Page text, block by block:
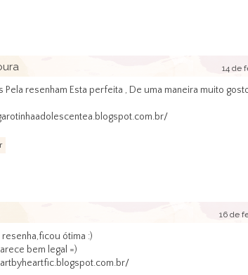
14 de
Pela resenham Esta perfeita , De uma maneira muito
16 de
ótima :)
bem legal =)